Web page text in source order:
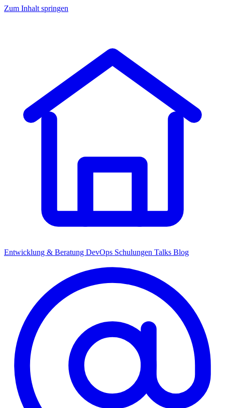
Zum Inhalt springen
Entwicklung & Beratung DevOps Schulungen Talks Blog